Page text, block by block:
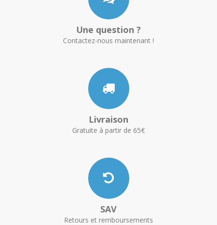
Une question ?
Contactez-nous maintenant !
Livraison
Gratuite à partir de 65€
SAV
Retours et remboursements